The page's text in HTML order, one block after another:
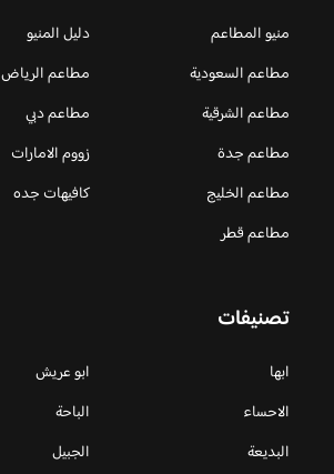
منيو المطاعم
دليل المنيو
مطاعم السعودية
مطاعم الرياض
مطاعم الشرقية
مطاعم دبي
مطاعم جدة
زووم الامارات
مطاعم الخليج
كافيهات جده
مطاعم قطر
تصنيفات
ابها
ابو عريش
الاحساء
الباحة
البديعة
الجبيل